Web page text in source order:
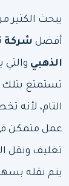
يبحث الكثير
أفضل شركة
الذهبي
تستمتع بتلك
التام، لأنه
عمل متمكن في
تغليف ونقل
يتم نقله